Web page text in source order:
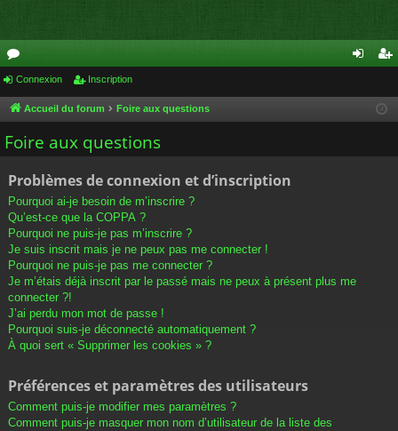
or
u
m
cri
Connexion Inscription
Accueil du forum Foire aux questions
Foire aux questions
Problèmes de connexion et d’inscription
Pourquoi ai-je besoin de m’inscrire ?
Qu’est-ce que la COPPA ?
Pourquoi ne puis-je pas m’inscrire ?
Je suis inscrit mais je ne peux pas me connecter !
Pourquoi ne puis-je pas me connecter ?
Je m’étais déjà inscrit par le passé mais ne peux à présent plus me
connecter ?!
J’ai perdu mon mot de passe !
Pourquoi suis-je déconnecté automatiquement ?
À quoi sert « Supprimer les cookies » ?
Préférences et paramètres des utilisateurs
Comment puis-je modifier mes paramètres ?
Comment puis-je masquer mon nom d’utilisateur de la liste des